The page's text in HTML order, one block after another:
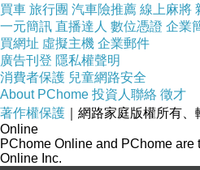
⊕◆正統公司貨 ◆粉持久
買車 旅行團 汽車險推薦 線上麻將
一元簡訊 直播達人 數位憑證 企業
買網址 虛擬主機 企業郵件
廣告刊登 隱私權聲明
消費者保護 兒童網路安全
About PChome 投資人聯絡 徵才
著作權保護 ｜網路家庭版權所有、
Online
PChome Online and PChome are
Online Inc.